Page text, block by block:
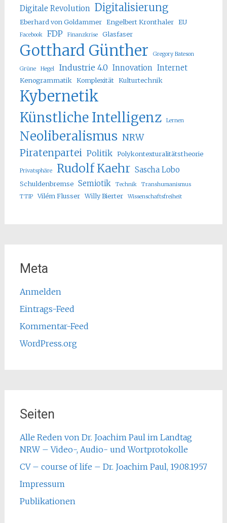
Digitale Revolution Digitalisierung
Eberhard von Goldammer Engelbert Kronthaler EU
Facebook FDP Finanzkrise Glasfaser
Gotthard Günther Gregory Bateson
Grüne Hegel Industrie 4.0 Innovation Internet
Kenogrammatik Komplexität Kulturtechnik
Kybernetik
Künstliche Intelligenz Lernen
Neoliberalismus NRW
Piratenpartei Politik Polykontexturalitätstheorie
Privatsphäre Rudolf Kaehr Sascha Lobo
Schuldenbremse Semiotik Technik
Transhumanismus
TTIP
Vilém Flusser Willy Bierter Wissenschaftsfreiheit
Meta
Anmelden
Eintrags-Feed
Kommentar-Feed
WordPress.org
Seiten
Alle Reden von Dr. Joachim Paul im Landtag
NRW – Video-, Audio- und Wortprotokolle
CV – course of life – Dr. Joachim Paul, 19.08.1957
Impressum
Publikationen